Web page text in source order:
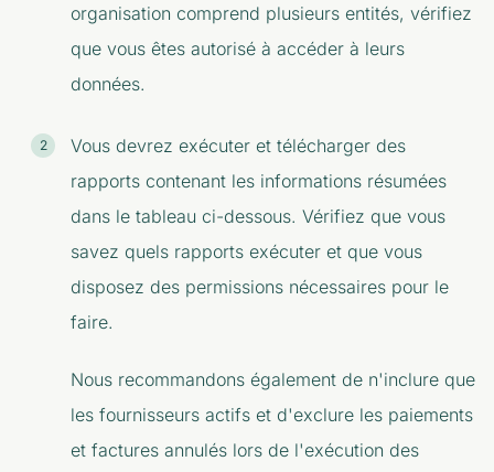
organisation comprend plusieurs entités, vérifiez
que vous êtes autorisé à accéder à leurs
données.
Vous devrez exécuter et télécharger des
rapports contenant les informations résumées
dans le tableau ci-dessous. Vérifiez que vous
savez quels rapports exécuter et que vous
disposez des permissions nécessaires pour le
faire.
Nous recommandons également de n'inclure que
les fournisseurs actifs et d'exclure les paiements
et factures annulés lors de l'exécution des